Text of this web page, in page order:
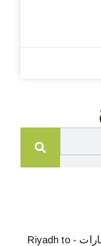
سطحة الرياض الى الامارات - Riyadh to